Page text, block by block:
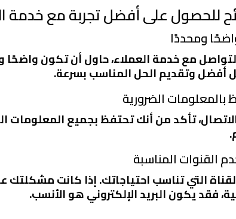
للحصول على أفضل تجربة مع خدمة
ومحددًا
مع خدمة العملاء، حاول أن تكون
أفضل وتقديم الحل المناسب بسرعة.
بالمعلومات الضرورية
تأكد من أنك تحتفظ بجميع
القنوات المناسبة
التي تناسب احتياجاتك. إذا كانت
فقد يكون البريد الإلكتروني هو الأنسب.